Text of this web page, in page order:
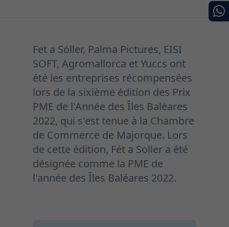
Fet a Sóller, Palma Pictures, EISI
SOFT, Agromallorca et Yuccs ont
été les entreprises récompensées
lors de la sixième édition des Prix
PME de l'Année des Îles Baléares
2022, qui s'est tenue à la Chambre
de Commerce de Majorque. Lors
de cette édition, Fét a Soller a été
désignée comme la PME de
l'année des Îles Baléares 2022.